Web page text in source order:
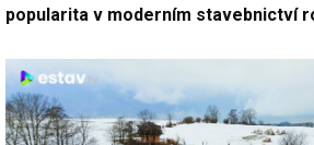
popularita v moderním stavebnictví